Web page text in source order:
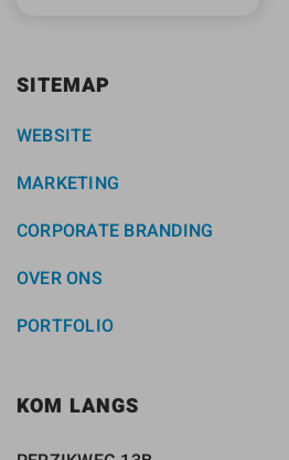
SITEMAP
WEBSITE
MARKETING
CORPORATE BRANDING
OVER ONS
PORTFOLIO
KOM LANGS